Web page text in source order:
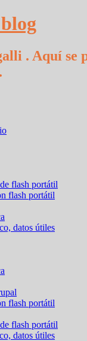
. Aquí se
flash portátil
flash portátil
datos útiles
flash portátil
flash portátil
datos útiles